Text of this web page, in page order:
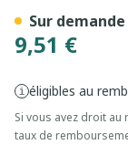
9,51 €
éligibles au
Si vous avez droit
taux de
Sur demande